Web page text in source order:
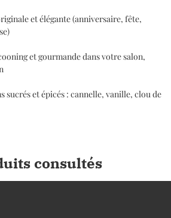
et élégante (anniversaire, fête,
et gourmande dans votre salon,
sucrés et épicés : cannelle, vanille, clou de
consultés